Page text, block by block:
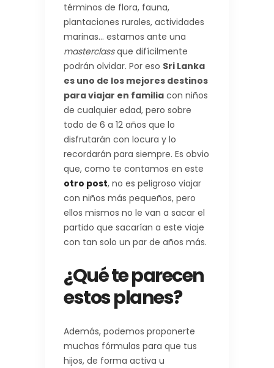
términos de flora, fauna,
plantaciones rurales, actividades
marinas… estamos ante una
masterclassque difícilmente
podrán olvidar. Por eso Sri Lanka
es uno de los mejores destinos
para viajar en familia con niños
de cualquier edad, pero sobre
todo de 6 a 12 años que lo
disfrutarán con locura y lo
recordarán para siempre. Es obvio
que, como te contamos en este
otro post, no es peligroso viajar
con niños más pequeños, pero
ellos mismos no le van a sacar el
partido que sacarían a este viaje
con tan solo un par de años más.
¿Qué te parecen
estos planes?
Además, podemos proponerte
muchas fórmulas para que tus
hijos, de forma activa u